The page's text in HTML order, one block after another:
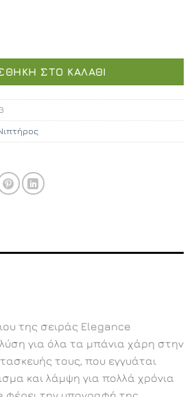
ΣΤΟ ΚΑΛΆΘΙ
της σειράς Elegance
για όλα τα μπάνια χάρη στην
τους, που εγγυάται
και λάμψη για πολλά χρόνια